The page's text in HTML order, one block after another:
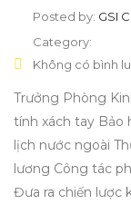
Posted by: GSI
Category:
Không có bình
Trưởng Phòng
tính xách tay Bảo
lịch nước ngoài
lương Công tác
Đưa ra chiến lược